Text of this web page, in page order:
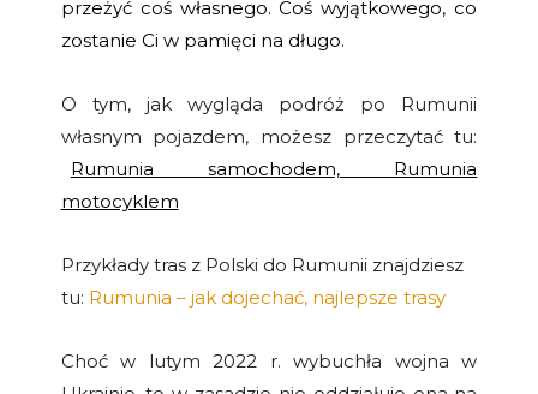
przeżyć coś własnego. Coś wyjątkowego, co
zostanie Ci w pamięci na długo.
O tym, jak wygląda podróż po Rumunii
własnym pojazdem, możesz przeczytać tu:
Rumunia samochodem, Rumunia
motocyklem
Przykłady tras z Polski do Rumunii znajdziesz
tu: Rumunia – jak dojechać, najlepsze trasy
Choć w lutym 2022 r. wybuchła wojna w